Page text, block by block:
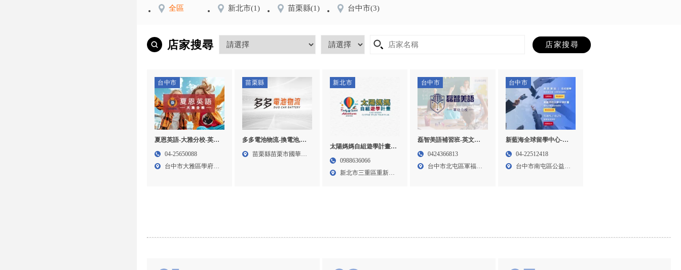
全區 新北市(1) 苗栗縣(1) 台中市(3)
店家搜尋
台中市
夏恩英語-大雅分校-英文
補習班,美語補習班,台中
補習班,
04-25650088
台中市大雅區學府路
苗栗縣
多多電池物流-換電池,汽
車換電池,苗栗換電池,苗
苗栗縣苗栗市國華路
新北市
太陽媽媽自組遊學計畫-
紐西蘭遊學,紐西蘭親子
0988636066
新北市三重區重新路
台中市
磊智美語補習班-英文補
習班,美語補習班,台中英
班
0424366813
台中市北屯區軍福十
台中市
新藍海全球留學中心-留
學代辦,台中留學代辦,西
SAT補習班
04-22512418
台中市南屯區公益路